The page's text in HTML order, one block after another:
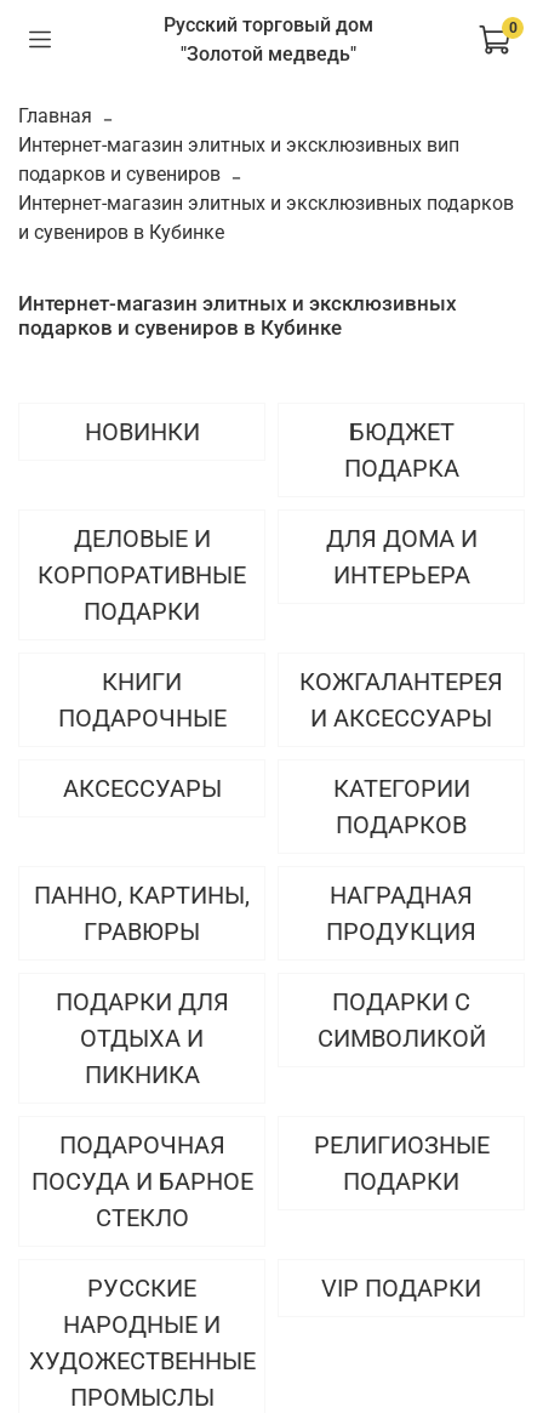
Русский торговый дом
"Золотой медведь"
0
Главная
Интернет-магазин элитных и эксклюзивных вип
подарков и сувениров
Интернет-магазин элитных и эксклюзивных подарков
и сувениров в Кубинке
Интернет-магазин элитных и эксклюзивных
подарков и сувениров в Кубинке
НОВИНКИ
БЮДЖЕТ
ПОДАРКА
ДЕЛОВЫЕ И
КОРПОРАТИВНЫЕ
ПОДАРКИ
ДЛЯ ДОМА И
ИНТЕРЬЕРА
КНИГИ
ПОДАРОЧНЫЕ
КОЖГАЛАНТЕРЕЯ
И АКСЕССУАРЫ
АКСЕССУАРЫ
КАТЕГОРИИ
ПОДАРКОВ
ПАННО, КАРТИНЫ,
ГРАВЮРЫ
НАГРАДНАЯ
ПРОДУКЦИЯ
ПОДАРКИ ДЛЯ
ОТДЫХА И
ПИКНИКА
ПОДАРКИ С
СИМВОЛИКОЙ
ПОДАРОЧНАЯ
ПОСУДА И БАРНОЕ
СТЕКЛО
РЕЛИГИОЗНЫЕ
ПОДАРКИ
РУССКИЕ
НАРОДНЫЕ И
ХУДОЖЕСТВЕННЫЕ
ПРОМЫСЛЫ
VIP ПОДАРКИ